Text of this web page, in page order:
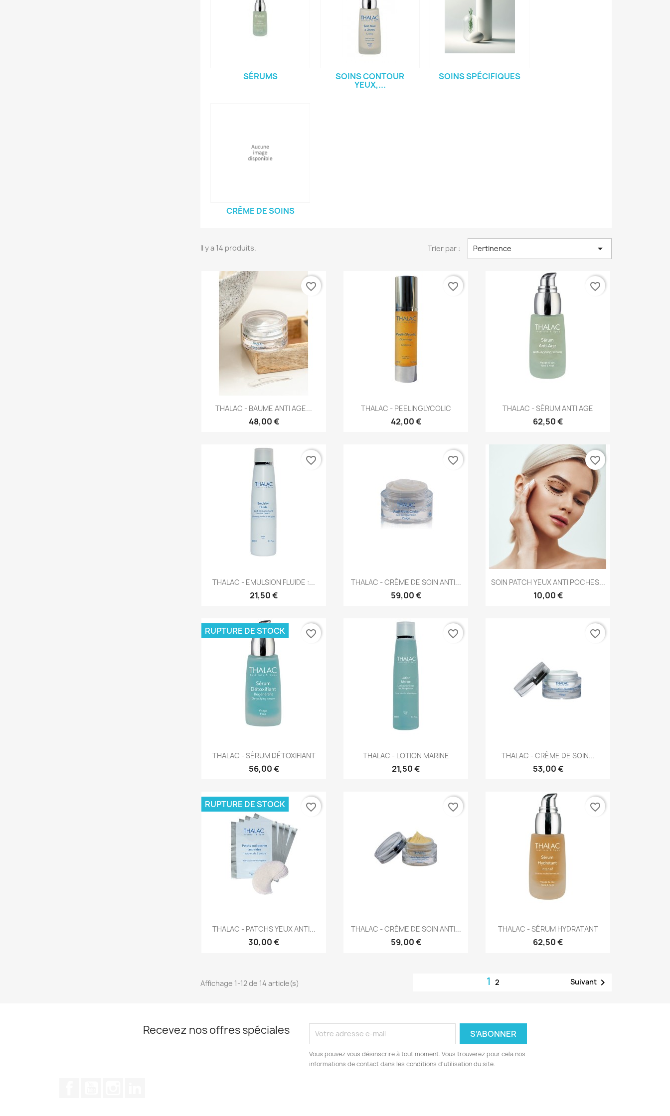
SÉRUMS SOINS CONTOUR
YEUX,...
SOINS SPÉCIFIQUES
CRÈME DE SOINS
Il y a 14 produits. Trier par : Pertinence 
Aperçu rapide
THALAC - BAUME ANTI AGE...
48,00 €
favorite_border
Aperçu rapide
THALAC - PEELINGLYCOLIC
42,00 €
favorite_border
Aperçu rapide
THALAC - SÉRUM ANTI AGE
62,50 €
favorite_border
 Aperçu rapide
THALAC - EMULSION FLUIDE :...
21,50 €
favorite_border
Aperçu rapide
THALAC - CRÈME DE SOIN ANTI...
59,00 €
favorite_border
Aperçu rapide
SOIN PATCH YEUX ANTI POCHES...
10,00 €
favorite_border
 Aperçu rapide
THALAC - SÉRUM DÉTOXIFIANT
56,00 €
RUPTURE DE STOCK favorite_border
Aperçu rapide
THALAC - LOTION MARINE
21,50 €
favorite_border
Aperçu rapide
THALAC - CRÈME DE SOIN...
53,00 €
favorite_border
 Aperçu rapide
THALAC - PATCHS YEUX ANTI...
30,00 €
RUPTURE DE STOCK favorite_border
Aperçu rapide
THALAC - CRÈME DE SOIN ANTI...
59,00 €
favorite_border
 Aperçu rapide
THALAC - SÉRUM HYDRATANT
62,50 €
favorite_border
Affichage 1-12 de 14 article(s) 1 2 Suivant
Recevez nos offres spéciales
Vous pouvez vous désinscrire à tout moment. Vous trouverez pour cela nos
informations de contact dans les conditions d'utilisation du site.